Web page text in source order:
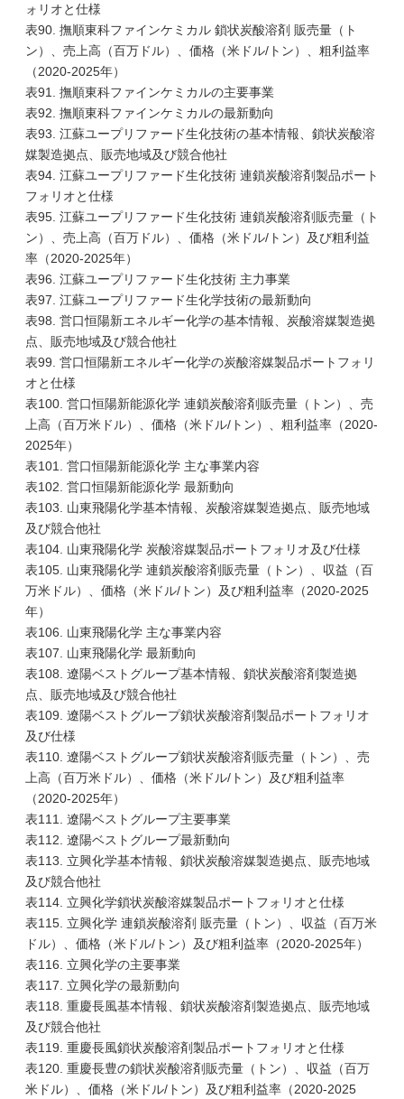
ォリオと仕様
表90. 撫順東科ファインケミカル 鎖状炭酸溶剤 販売量（ト
ン）、売上高（百万ドル）、価格（米ドル/トン）、粗利益率
（2020-2025年）
表91. 撫順東科ファインケミカルの主要事業
表92. 撫順東科ファインケミカルの最新動向
表93. 江蘇ユープリファード生化技術の基本情報、鎖状炭酸溶
媒製造拠点、販売地域及び競合他社
表94. 江蘇ユープリファード生化技術 連鎖炭酸溶剤製品ポート
フォリオと仕様
表95. 江蘇ユープリファード生化技術 連鎖炭酸溶剤販売量（ト
ン）、売上高（百万ドル）、価格（米ドル/トン）及び粗利益
率（2020-2025年）
表96. 江蘇ユープリファード生化技術 主力事業
表97. 江蘇ユープリファード生化学技術の最新動向
表98. 営口恒陽新エネルギー化学の基本情報、炭酸溶媒製造拠
点、販売地域及び競合他社
表99. 営口恒陽新エネルギー化学の炭酸溶媒製品ポートフォリ
オと仕様
表100. 営口恒陽新能源化学 連鎖炭酸溶剤販売量（トン）、売
上高（百万米ドル）、価格（米ドル/トン）、粗利益率（2020-
2025年）
表101. 営口恒陽新能源化学 主な事業内容
表102. 営口恒陽新能源化学 最新動向
表103. 山東飛陽化学基本情報、炭酸溶媒製造拠点、販売地域
及び競合他社
表104. 山東飛陽化学 炭酸溶媒製品ポートフォリオ及び仕様
表105. 山東飛陽化学 連鎖炭酸溶剤販売量（トン）、収益（百
万米ドル）、価格（米ドル/トン）及び粗利益率（2020-2025
年）
表106. 山東飛陽化学 主な事業内容
表107. 山東飛陽化学 最新動向
表108. 遼陽ベストグループ基本情報、鎖状炭酸溶剤製造拠
点、販売地域及び競合他社
表109. 遼陽ベストグループ鎖状炭酸溶剤製品ポートフォリオ
及び仕様
表110. 遼陽ベストグループ鎖状炭酸溶剤販売量（トン）、売
上高（百万米ドル）、価格（米ドル/トン）及び粗利益率
（2020-2025年）
表111. 遼陽ベストグループ主要事業
表112. 遼陽ベストグループ最新動向
表113. 立興化学基本情報、鎖状炭酸溶媒製造拠点、販売地域
及び競合他社
表114. 立興化学鎖状炭酸溶媒製品ポートフォリオと仕様
表115. 立興化学 連鎖炭酸溶剤 販売量（トン）、収益（百万米
ドル）、価格（米ドル/トン）及び粗利益率（2020-2025年）
表116. 立興化学の主要事業
表117. 立興化学の最新動向
表118. 重慶長風基本情報、鎖状炭酸溶剤製造拠点、販売地域
及び競合他社
表119. 重慶長風鎖状炭酸溶剤製品ポートフォリオと仕様
表120. 重慶長豊の鎖状炭酸溶剤販売量（トン）、収益（百万
米ドル）、価格（米ドル/トン）及び粗利益率（2020-2025